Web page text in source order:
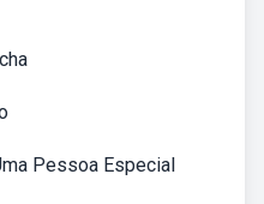
Pessoa Especial